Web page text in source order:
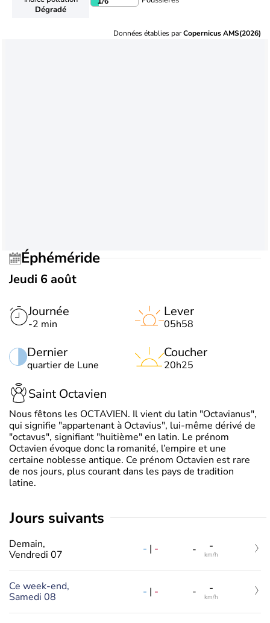
Dégradé
Données établies parCopernicus AMS(2026)
Éphéméride
Jeudi 6 août
Journée
-2 min
Dernier
quartier de Lune
Lever
05h58
Coucher
20h25
Saint Octavien
Nous fêtons les OCTAVIEN. Il vient du latin "Octavianus",
qui signifie "appartenant à Octavius", lui-même dérivé de
"octavus", signifiant "huitième" en latin. Le prénom
Octavien évoque donc la romanité, l’empire et une
certaine noblesse antique. Ce prénom Octavien est rare
de nos jours, plus courant dans les pays de tradition
latine.
jours suivants
Demain,
Vendredi 07
- | - - -
km/h
Ce week-end,
Samedi 08
- | - - -
km/h